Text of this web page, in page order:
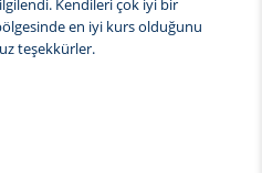
Kendileri çok iyi bir
en iyi kurs olduğunu
teşekkürler.